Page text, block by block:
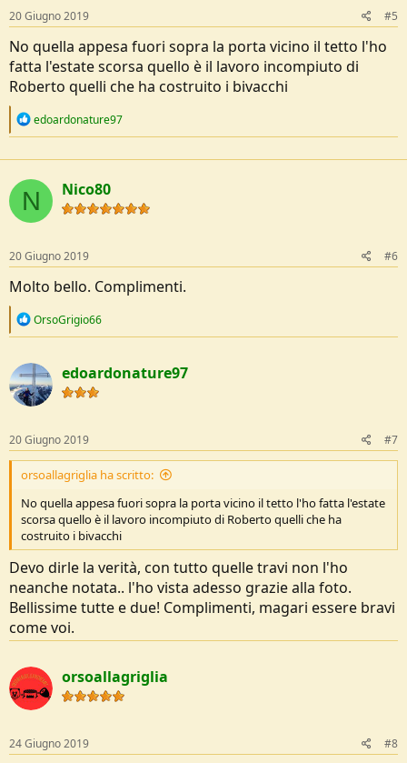
20 Giugno 2019 #5
No quella appesa fuori sopra la porta vicino il tetto l'ho
fatta l'estate scorsa quello è il lavoro incompiuto di
Roberto quelli che ha costruito i bivacchi
R
c
t
o
n
:
edoardonature97
N Nico80
20 Giugno 2019 #6
Molto bello. Complimenti.
R
c
t
i
o
s
:
OrsoGrigio66
edoardonature97
20 Giugno 2019 #7
orsoallagriglia ha scritto:
No quella appesa fuori sopra la porta vicino il tetto l'ho fatta l'estate
scorsa quello è il lavoro incompiuto di Roberto quelli che ha
costruito i bivacchi
Devo dirle la verità, con tutto quelle travi non l'ho
neanche notata.. l'ho vista adesso grazie alla foto.
Bellissime tutte e due! Complimenti, magari essere bravi
come voi.
orsoallagriglia
24 Giugno 2019 #8